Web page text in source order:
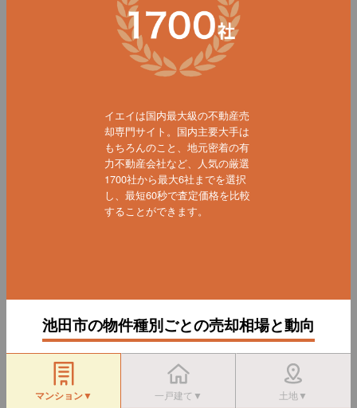
イエイは国内最大級の不動産売
却専門サイト。国内主要大手は
もちろんのこと、地元密着の有
力不動産会社など、人気の厳選
1700社から最大6社までを選択
し、最短60秒で査定価格を比較
することができます。
池田市の物件種別ごとの売却相場と動向
マンション▼ 一戸建て▼ 土地▼